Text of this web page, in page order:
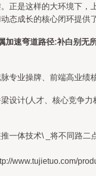
正是这样的大环境下
态成长的核心闭环提供
加速弯道路径:补白别无
专业操牌、前端高业绩
设计(人才、核心竞争
一体技术\ _将不同路
www.tujietuo.com/